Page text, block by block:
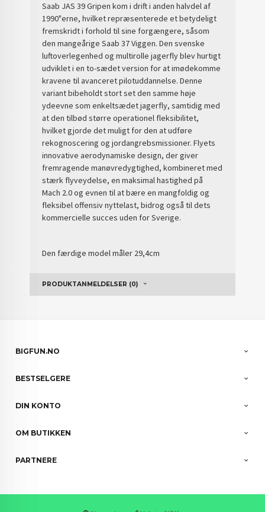
Saab JAS 39 Gripen kom i drift i anden halvdel af
1990"erne, hvilket repræsenterede et betydeligt
fremskridt i forhold til sine forgængere, såsom
den mangeårige Saab 37 Viggen. Den svenske
luftoverlegenhed og multirolle jagerfly blev hurtigt
udviklet i en to-sædet version for at imødekomme
kravene til avanceret pilotuddannelse. Denne
variant bibeholdt stort set den samme høje
ydeevne som enkeltsædet jagerfly, samtidig med
at den tilbød større operationel fleksibilitet,
hvilket gjorde det muligt for den at udføre
rekognoscering og jordangrebsmissioner. Flyets
innovative aerodynamiske design, der giver
fremragende manøvredygtighed, kombineret med
stærk flyveydelse, en maksimal hastighed på
Mach 2.0 og evnen til at bære en mangfoldig og
fleksibel offensiv nyttelast, bidrog også til dets
kommercielle succes uden for Sverige.
Den færdige model måler 29,4cm
PRODUKTANMELDELSER (0)
BIGFUN.NO
BESTSELGERE
DIN KONTO
OM BUTIKKEN
PARTNERE